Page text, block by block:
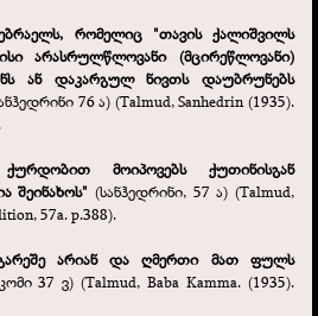
რომელიც "თავის ქალიშვილს
არასრულწლოვანი (მცირეწლოვანი)
ან დაკარგულ ნივთს დაუბრუნებს
76 ა) (Talmud, Sanhedrin (1935).
მოიპოვებს ქუთინისგან
შეინახოს" (სანჰედრინი, 57 ა) (Talmud,
57a. p.388).
არიან და ღმერთი მათ ფულს
37 ვ) (Talmud, Baba Kamma. (1935).